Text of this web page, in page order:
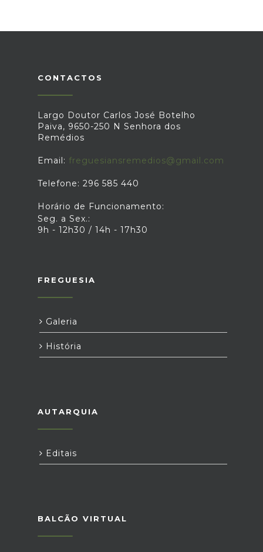
CONTACTOS
Largo Doutor Carlos José Botelho
Paiva, 9650-250 N Senhora dos
Remédios
Email: freguesiansremedios@gmail.com
Telefone: 296 585 440
Horário de Funcionamento:
Seg. a Sex.:
9h - 12h30 / 14h - 17h30
FREGUESIA
Galeria
História
AUTARQUIA
Editais
BALCÃO VIRTUAL